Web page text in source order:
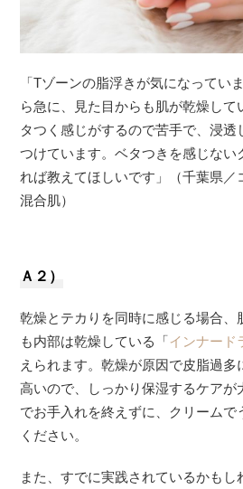
「Tゾーンの脂浮きが気になってい
ら急に、見た目からも肌が乾燥して
タつく感じがするので苦手で、浸透
つけています。ベタつきを感じない
れば教えてほしいです」（千葉県／
混合肌）
Ａ２）
乾燥とテカりを同時に感じる場合、
も内部は乾燥している「インナード
えられます。乾燥が原因で皮脂過多
高いので、しっかり保湿するケアが
でお手入れを終えずに、クリームで
ください。
また、すでに実践されているかもし